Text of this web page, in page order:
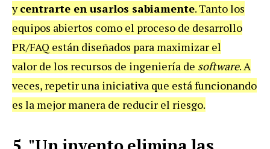
ycentrarte en usarlos sabiamente. Tanto los
equipos abiertos como el proceso de desarrollo
PR/FAQ están diseñados para maximizar el
valor de los recursos de ingeniería de software. A
veces, repetir una iniciativa que está funcionando
es la mejor manera de reducir el riesgo.